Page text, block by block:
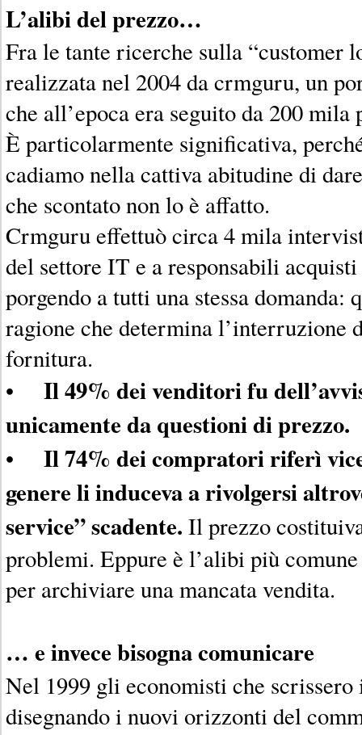
L’alibi del prezzo…
Fra le tante ricerche sulla “customer
realizzata nel 2004 da crmguru, un
che all’epoca era seguito da 200
È particolarmente significativa,
cadiamo nella cattiva abitudine di
che scontato non lo è affatto.
Crmguru effettuò circa 4 mila
del settore IT e a responsabili
porgendo a tutti una stessa domanda:
ragione che determina l’interruzione
fornitura.
• Il 49% dei venditori fu
unicamente da questioni di prezzo.
• Il 74% dei compratori riferì
genere li induceva a rivolgersi
service” scadente. Il prezzo
problemi. Eppure è l’alibi più
per archiviare una mancata vendita.
… e invece bisogna comunicare
Nel 1999 gli economisti che
disegnando i nuovi orizzonti del